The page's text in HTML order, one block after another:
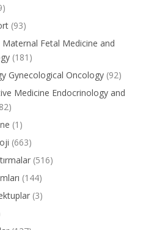
(93)
Fetal Medicine and
(181)
Gynecological Oncology (92)
Medicine Endocrinology and
(1)
(663)
(516)
(144)
(3)